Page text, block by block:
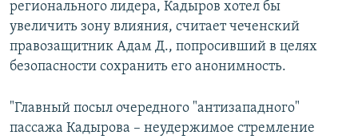
регионального лидера, Кадыров хотел бы
увеличить зону влияния, считает чеченский
правозащитник Адам Д., попросивший в целях
безопасности сохранить его анонимность.
"Главный посыл очередного "антизападного"
пассажа Кадырова – неудержимое стремление